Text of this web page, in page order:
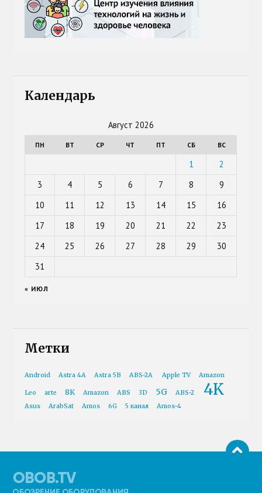
Календарь
Август 2026
ПН ВТ СР ЧТ ПТ СБ ВС
1
2
3
4 5 6 7 8
9
10
11 12 13 14 15
16
17
18 19 20 21 22
23
24
25 26 27 28 29
30
31
« ИЮЛ
Метки
Android Astra 4A Astra 5B ABS-2A Apple TV Amazon
Leo arte 8K Amazon ABS 3D 5G ABS-2 4K
Asus ArabSat Amos 6G 5 канал Amos-4